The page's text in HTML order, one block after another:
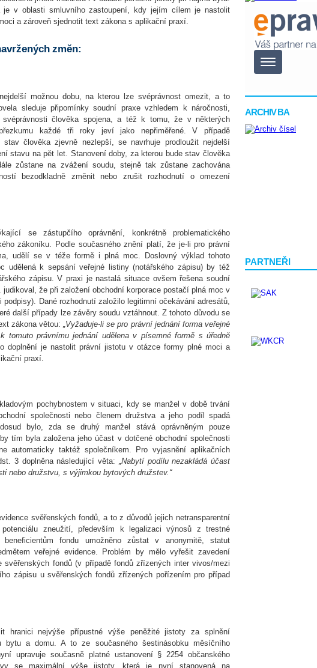
ARCHIV BA
PARTNEŘI
je v oblasti smluvního zastoupení, kdy jejím cílem je nastolit
a zároveň sjednotit text zákona s aplikační praxí.
změn:
možnou dobu, na kterou lze svéprávnost omezit, a to
sleduje připomínky soudní praxe vzhledem k náročnosti,
člověka spojena, a též k tomu, že v některých
každé tři roky jeví jako nepřiměřené. V případě
člověka zjevně nezlepší, se navrhuje prodloužit nejdelší
stavu na pět let. Stanovení doby, za kterou bude stav člověka
zůstane na zvážení soudu, stejně tak zůstane zachována
bezodkladně změnit nebo zrušit rozhodnutí o omezení
se zástupčího oprávnění, konkrétně problematického
zákoníku. Podle současného znění platí, že je-li pro právní
udělí se v téže formě i plná moc. Doslovný výklad tohoto
udělená k sepsání veřejné listiny (notářského zápisu) by též
zápisu. V praxi je nastalá situace ovšem řešena soudní
že při založení obchodní korporace postačí plná moc v
podpisy). Dané rozhodnutí založilo legitimní očekávání adresátů,
další případy lze závěry soudu vztáhnout. Z tohoto důvodu se
zákona větou:„Vyžaduje-li se pro právní jednání forma veřejné
tomuto právnímu jednání udělena v písemné formě s úředně
doplnění je nastolit právní jistotu v otázce formy plné moci a
praxí.
pochybnostem v situaci, kdy se manžel v době trvání
společnosti nebo členem družstva a jeho podíl spadá
bylo, zda se druhý manžel stává oprávněným pouze
tím byla založena jeho účast v dotčené obchodní společnosti
automaticky taktéž společníkem. Pro vyjasnění aplikačních
3 doplněna následující věta:
„Nabytí podílu nezakládá účast
nebo družstvu, s výjimkou bytových družstev.“
svěřenských fondů, a to z důvodů jejich netransparentní
zneužití, především k legalizaci výnosů z trestné
fondu umožněno zůstat v anonymitě, statut
veřejné evidence. Problém by mělo vyřešit zavedení
svěřenských fondů (v případě fondů zřízených inter vivos/mezi
zápisu u svěřenských fondů zřízených pořízením pro případ
hranici nejvýše přípustné výše peněžité jistoty za splnění
bytu a domu. A to ze současného šestinásobku měsíčního
upravuje současně platné ustanovení § 2254 občanského
se maximální výše jistoty, která je nyní stanovená na